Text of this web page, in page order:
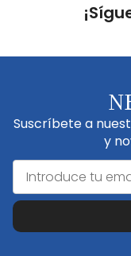
Suscríbete a
y